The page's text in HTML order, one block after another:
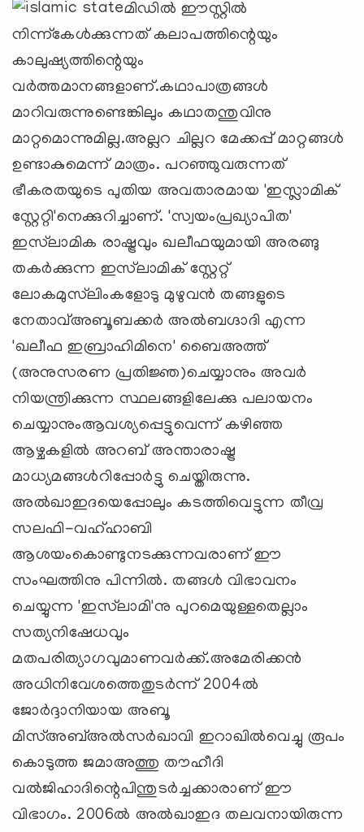
മിഡില്‍ ഈസ്റ്റില്‍
നിന്ന്കേള്‍ക്കുന്നത് കലാപത്തിന്റെയും
കാലുഷ്യത്തിന്റെയും
വര്‍ത്തമാനങ്ങളാണ്.കഥാപാത്രങ്ങള്‍
മാറിവരുന്നുണ്ടെങ്കിലും കഥാതന്തുവിനു
മാറ്റമൊന്നുമില്ല.അല്ലറ ചില്ലറ മേക്കപ്പ് മാറ്റങ്ങള്‍
ഉണ്ടാകുമെന്ന് മാത്രം. പറഞ്ഞുവരുന്നത്
ഭീകരതയുടെ പുതിയ അവതാരമായ 'ഇസ്ലാമിക്
സ്റ്റേറ്റി'നെക്കുറിച്ചാണ്. 'സ്വയംപ്രഖ്യാപിത'
ഇസ്‌ലാമിക രാഷ്ട്രവും ഖലീഫയുമായി അരങ്ങു
തകര്‍ക്കുന്ന ഇസ്‌ലാമിക് സ്റ്റേറ്റ്
ലോകമുസ്‌ലിംകളോടു മുഴുവന്‍ തങ്ങളുടെ
നേതാവ്അബൂബക്കര്‍ അല്‍ബഗ്ദാദി എന്ന
'ഖലീഫ ഇബ്രാഹിമിനെ' ബൈഅത്ത്
(അനുസരണ പ്രതിജ്ഞ)ചെയ്യാനും അവര്‍
നിയന്ത്രിക്കുന്ന സ്ഥലങ്ങളിലേക്കു പലായനം
ചെയ്യാനുംആവശ്യപ്പെട്ടുവെന്ന് കഴിഞ്ഞ
ആഴ്ചകളില്‍ അറബ് അന്താരാഷ്ട്ര
മാധ്യമങ്ങള്‍റിപ്പോര്‍ട്ടു ചെയ്തിരുന്നു.
അല്‍ഖാഇദയെപ്പോലും കടത്തിവെട്ടുന്ന തീവ്ര
സലഫി-വഹ്ഹാബി
ആശയംകൊണ്ടുനടക്കുന്നവരാണ് ഈ
സംഘത്തിനു പിന്നില്‍. തങ്ങള്‍ വിഭാവനം
ചെയ്യുന്ന 'ഇസ്‌ലാമി'നു പുറമെയുള്ളതെല്ലാം
സത്യനിഷേധവും
മതപരിത്യാഗവുമാണവര്‍ക്ക്.അമേരിക്കന്‍
അധിനിവേശത്തെതുടര്‍ന്ന് 2004ല്‍
ജോര്‍ദ്ദാനിയായ അബൂ
മിസ്അബ്അല്‍സര്‍ഖാവി ഇറാഖില്‍വെച്ചു രൂപം
കൊടുത്ത ജമാഅത്തു തൗഹീദി
വല്‍ജിഹാദിന്റെപിന്തുടര്‍ച്ചക്കാരാണ് ഈ
വിഭാഗം. 2006ല്‍ അല്‍ഖാഇദ തലവനായിരുന്ന